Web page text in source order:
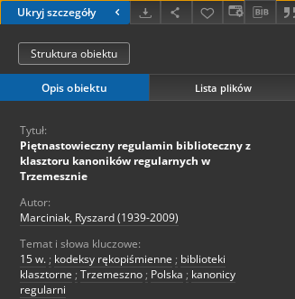
Ukryj szczegóły
Struktura obiektu
Opis obiektu Lista plików
Tytuł:
Piętnastowieczny regulamin biblioteczny z
klasztoru kanoników regularnych w
Trzemesznie
Autor:
Marciniak, Ryszard (1939-2009)
Temat i słowa kluczowe:
15 w. ; kodeksy rękopiśmienne ; biblioteki
klasztorne ; Trzemeszno ; Polska ; kanonicy
regularni